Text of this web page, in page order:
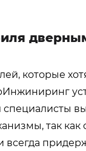
которые
так как
всегда